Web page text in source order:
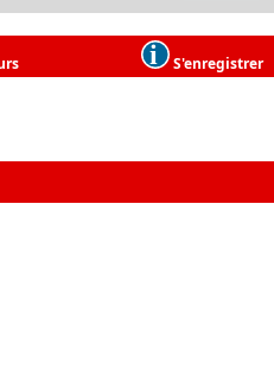
S'enregistrer